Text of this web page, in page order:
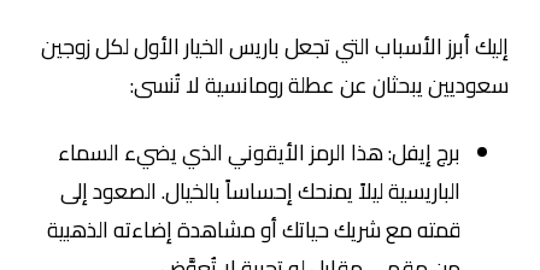
إليك أبرز الأسباب التي تجعل باريس الخيار الأول لكل زوجين
سعوديين يبحثان عن عطلة رومانسية لا تُنسى:
برج إيفل: هذا الرمز الأيقوني الذي يضيء السماء
الباريسية ليلاً يمنحك إحساساً بالخيال. الصعود إلى
قمته مع شريك حياتك أو مشاهدة إضاءته الذهبية